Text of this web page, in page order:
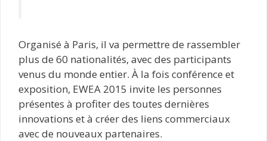
Organisé à Paris, il va permettre de rassembler
plus de 60 nationalités, avec des participants
venus du monde entier. À la fois conférence et
exposition, EWEA 2015 invite les personnes
présentes à profiter des toutes dernières
innovations et à créer des liens commerciaux
avec de nouveaux partenaires.